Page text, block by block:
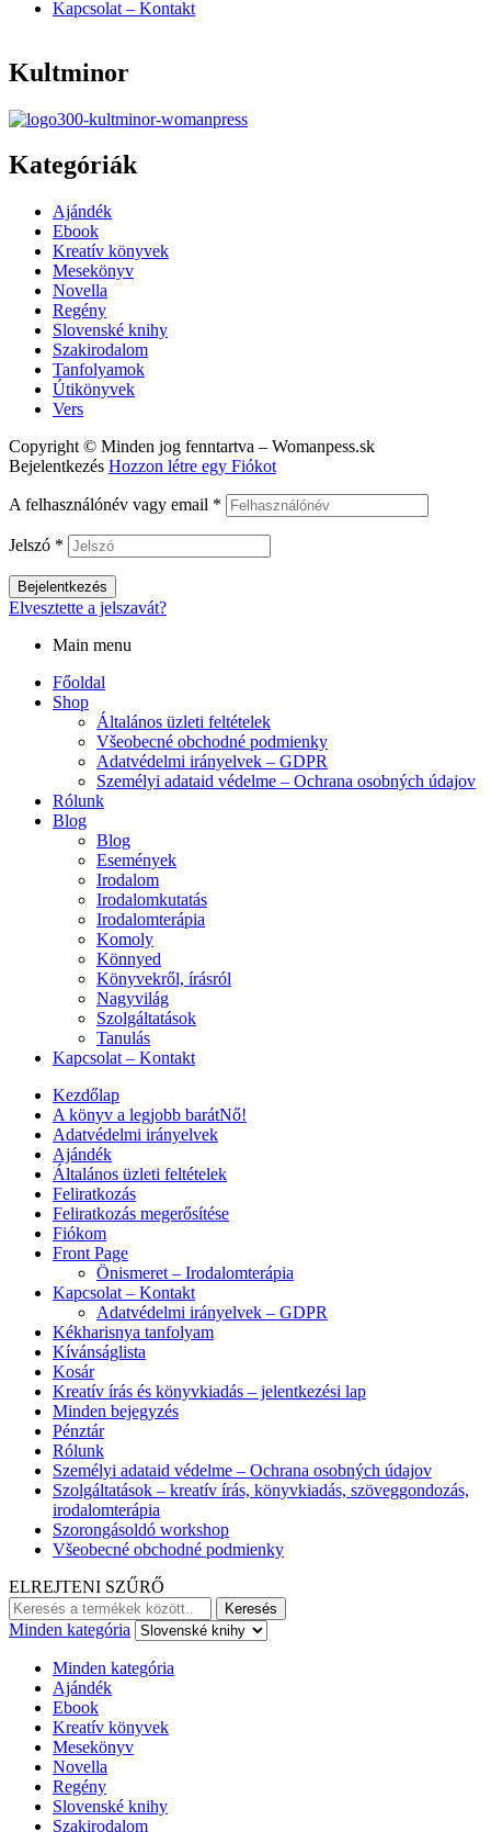
Kapcsolat – Kontakt
Kultminor
Kategóriák
Menu
Ajándék
Ebook
Kreatív könyvek
Mesekönyv
Novella
Regény
Slovenské knihy
Szakirodalom
Tanfolyamok
Útikönyvek
Vers
Copyright © Minden jog fenntartva – Womanpess.sk
Bejelentkezés Hozzon létre egy Fiókot
A felhasználónév vagy email *
Jelszó *
Bejelentkezés
Elvesztette a jelszavát?
Main menu
Főoldal
Shop
Általános üzleti feltételek
Všeobecné obchodné podmienky
Adatvédelmi irányelvek – GDPR
Személyi adataid védelme – Ochrana osobných údajov
Rólunk
Blog
Blog
Események
Irodalom
Irodalomkutatás
Irodalomterápia
Komoly
Könnyed
Könyvekről, írásról
Nagyvilág
Szolgáltatások
Tanulás
Kapcsolat – Kontakt
Kezdőlap
A könyv a legjobb barátNő!
Adatvédelmi irányelvek
Ajándék
Általános üzleti feltételek
Feliratkozás
Feliratkozás megerősítése
Fiókom
Front Page
Önismeret – Irodalomterápia
Kapcsolat – Kontakt
Adatvédelmi irányelvek – GDPR
Kékharisnya tanfolyam
Kívánságlista
Kosár
Kreatív írás és könyvkiadás – jelentkezési lap
Minden bejegyzés
Pénztár
Rólunk
Személyi adataid védelme – Ochrana osobných údajov
Szolgáltatások – kreatív írás, könyvkiadás, szöveggondozás,
irodalomterápia
Szorongásoldó workshop
Všeobecné obchodné podmienky
ELREJTENI SZŰRŐ
Keresés:
Keresés
Minden kategória
Minden kategória
Ajándék
Ebook
Kreatív könyvek
Mesekönyv
Novella
Regény
Slovenské knihy
Szakirodalom